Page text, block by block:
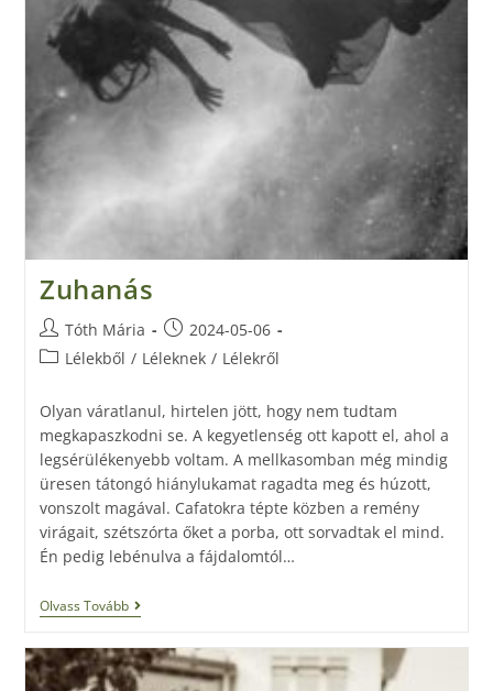
Zuhanás
Tóth Mária
2024-05-06
Lélekből / Léleknek / Lélekről
Olyan váratlanul, hirtelen jött, hogy nem tudtam
megkapaszkodni se. A kegyetlenség ott kapott el, ahol a
legsérülékenyebb voltam. A mellkasomban még mindig
üresen tátongó hiánylukamat ragadta meg és húzott,
vonszolt magával. Cafatokra tépte közben a remény
virágait, szétszórta őket a porba, ott sorvadtak el mind.
Én pedig lebénulva a fájdalomtól…
Olvass Tovább